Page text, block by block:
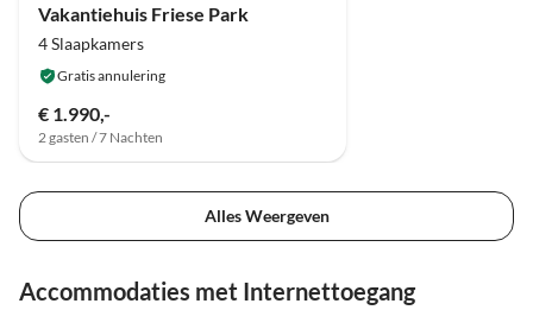
Vakantiehuis Friese Park
4 Slaapkamers
Gratis annulering
€ 1.990,-
2 gasten / 7 Nachten
Alles Weergeven
Accommodaties met Internettoegang